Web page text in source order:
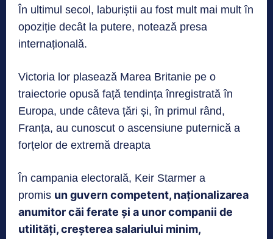
În ultimul secol, laburiștii au fost mult mai mult în
opoziție decât la putere, notează presa
internațională.
Victoria lor plasează Marea Britanie pe o
traiectorie opusă față tendința înregistrată în
Europa, unde câteva țări și, în primul rând,
Franța, au cunoscut o ascensiune puternică a
forțelor de extremă dreapta
În campania electorală, Keir Starmer a
promis un guvern competent, naționalizarea
anumitor căi ferate și a unor companii de
utilități, creșterea salariului minim,